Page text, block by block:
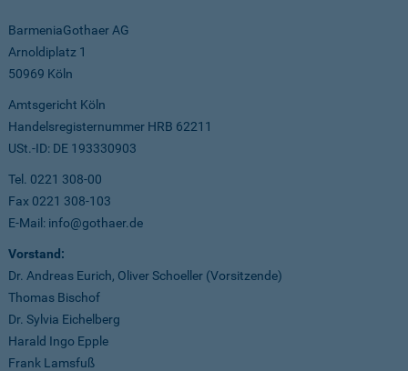
BarmeniaGothaer AG
Arnoldiplatz 1
50969 Köln
Amtsgericht Köln
Handelsregisternummer HRB 62211
USt.-ID: DE 193330903
Tel. 0221 308-00
Fax 0221 308-103
E-Mail: info@gothaer.de
Vorstand:
Dr. Andreas Eurich, Oliver Schoeller (Vorsitzende)
Thomas Bischof
Dr. Sylvia Eichelberg
Harald Ingo Epple
Frank Lamsfuß